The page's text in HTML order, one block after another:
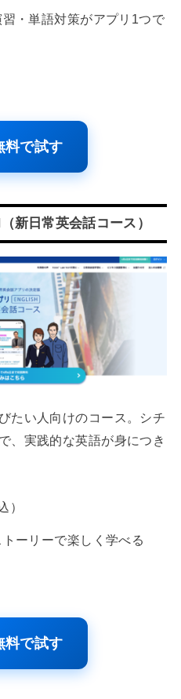
・単語対策がアプリ1つで
料で試す
新日常英会話コース）
たい人向けのコース。シチ
、実践的な英語が身につき
）
ーリーで楽しく学べる
料で試す